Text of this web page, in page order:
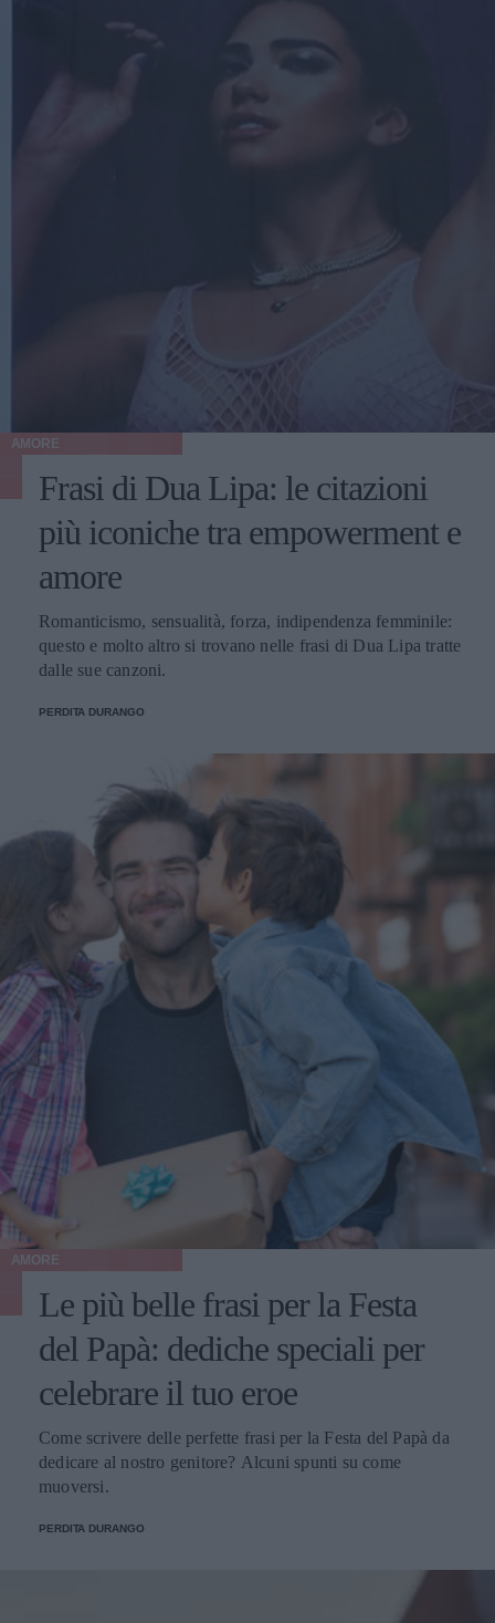
AMORE
Frasi di Dua Lipa: le citazioni
più iconiche tra empowerment e
amore
Romanticismo, sensualità, forza, indipendenza femminile:
questo e molto altro si trovano nelle frasi di Dua Lipa tratte
dalle sue canzoni.
PERDITA DURANGO
AMORE
Le più belle frasi per la Festa
del Papà: dediche speciali per
celebrare il tuo eroe
Come scrivere delle perfette frasi per la Festa del Papà da
dedicare al nostro genitore? Alcuni spunti su come
muoversi.
PERDITA DURANGO